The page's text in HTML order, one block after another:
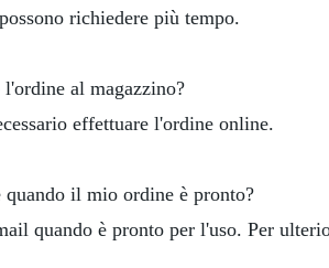
richiedere più tempo.
al magazzino?
effettuare l'ordine online.
quando il mio ordine è pronto?
quando è pronto per l'uso. Per